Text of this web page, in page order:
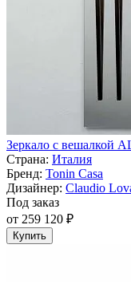
Зеркало с вешалкой
Страна: Италия
Бренд: Tonin Casa
Дизайнер: Claudio
Под заказ
от 259 120 ₽
Купить